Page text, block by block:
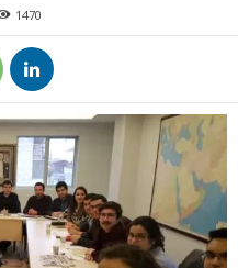
1470